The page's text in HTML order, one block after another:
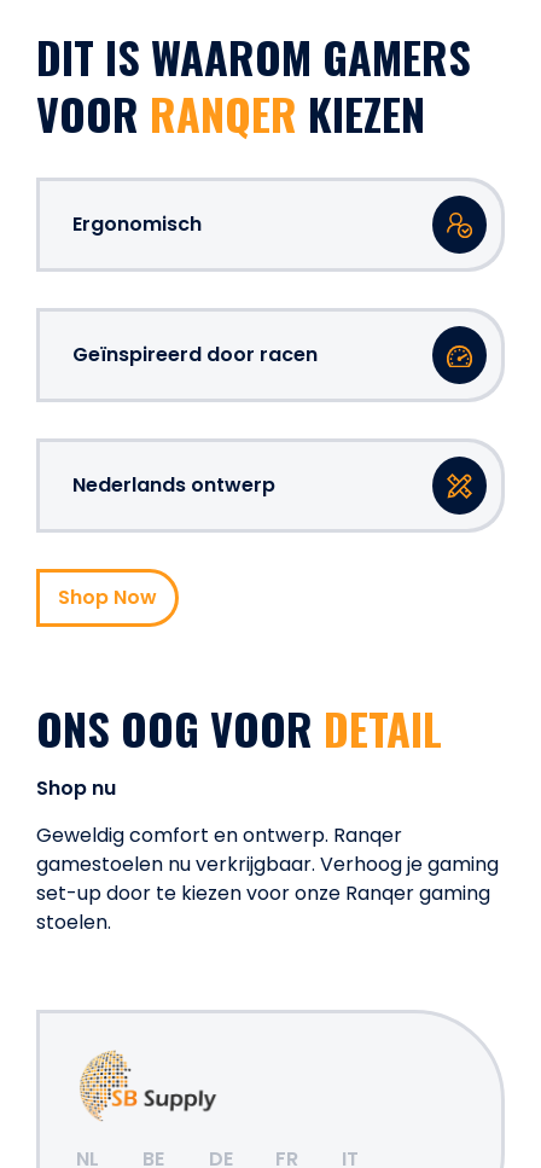
DIT IS WAAROM GAMERS
VOOR RANQER KIEZEN
Ergonomisch
Geïnspireerd door racen
Nederlands ontwerp
Shop Now
ONS OOG VOOR DETAIL
Shop nu
Geweldig comfort en ontwerp. Ranqer
gamestoelen nu verkrijgbaar. Verhoog je gaming
set-up door te kiezen voor onze Ranqer gaming
stoelen.
NL BE DE FR IT